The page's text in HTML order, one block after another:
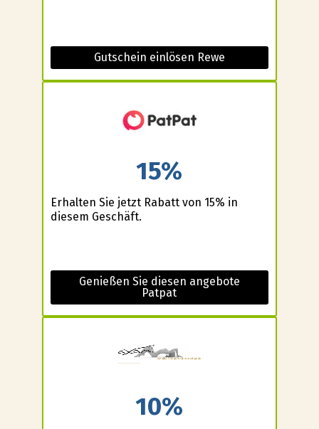
Gutschein einlösen Rewe
15%
Erhalten Sie jetzt Rabatt von 15% in
diesem Geschäft.
Genießen Sie diesen angebote
Patpat
10%